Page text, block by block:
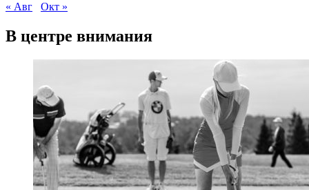
« Авг
Окт »
В центре внимания